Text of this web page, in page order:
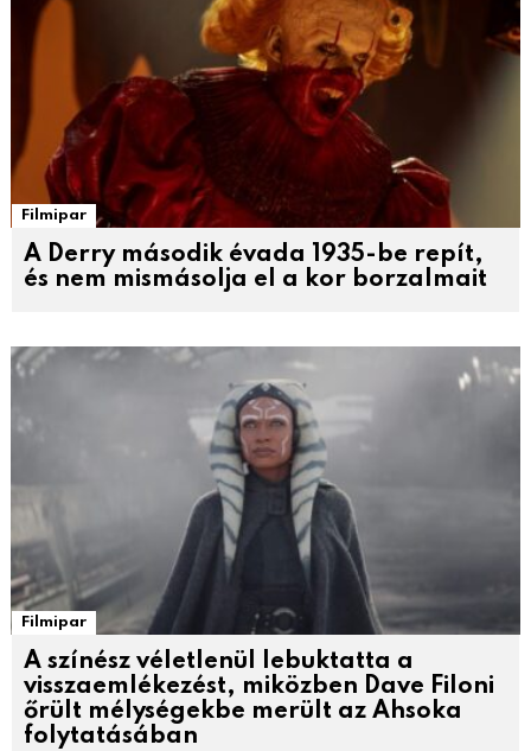
Filmipar
A Derry második évada 1935-be repít,
és nem mismásolja el a kor borzalmait
Filmipar
A színész véletlenül lebuktatta a
visszaemlékezést, miközben Dave Filoni
őrült mélységekbe merült az Ahsoka
folytatásában